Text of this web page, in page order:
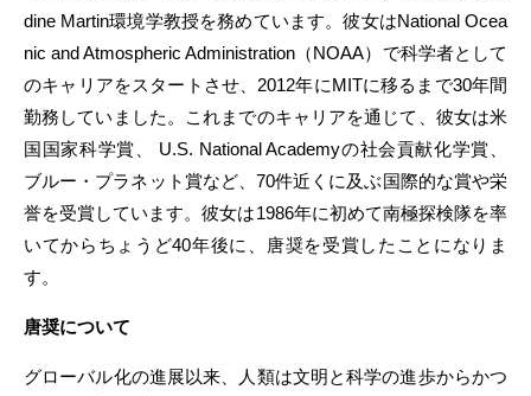
dine Martin環境学教授を務めています。彼女はNational Ocea
nic and Atmospheric Administration（NOAA）で科学者として
のキャリアをスタートさせ、2012年にMITに移るまで30年間
勤務していました。これまでのキャリアを通じて、彼女は米
国国家科学賞、 U.S. National Academyの社会貢献化学賞、
ブルー・プラネット賞など、70件近くに及ぶ国際的な賞や栄
誉を受賞しています。彼女は1986年に初めて南極探検隊を率
いてからちょうど40年後に、唐奨を受賞したことになりま
す。
唐奨について
グローバル化の進展以来、人類は文明と科学の進歩からかつ